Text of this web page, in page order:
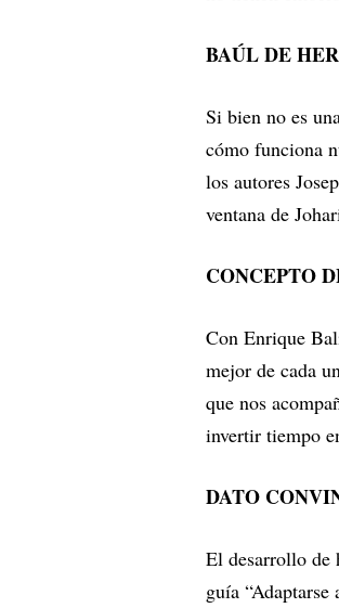
BAÚL DE
Si bien no es
cómo funciona
los autores
ventana de
CONCEPTO
Con Enrique
mejor de cada
que nos
invertir tiempo
DATO
El desarrollo de
guía